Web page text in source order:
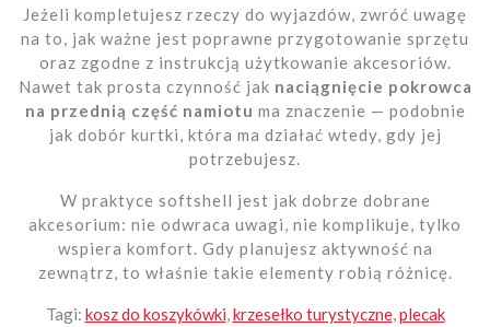
Jeżeli kompletujesz rzeczy do wyjazdów, zwróć uwagę
na to, jak ważne jest poprawne przygotowanie sprzętu
oraz zgodne z instrukcją użytkowanie akcesoriów.
Nawet tak prosta czynność jak naciągnięcie pokrowca
na przednią część namiotu ma znaczenie — podobnie
jak dobór kurtki, która ma działać wtedy, gdy jej
potrzebujesz.
W praktyce softshell jest jak dobrze dobrane
akcesorium: nie odwraca uwagi, nie komplikuje, tylko
wspiera komfort. Gdy planujesz aktywność na
zewnątrz, to właśnie takie elementy robią różnicę.
Tagi: kosz do koszykówki,krzesełko turystyczne,plecak